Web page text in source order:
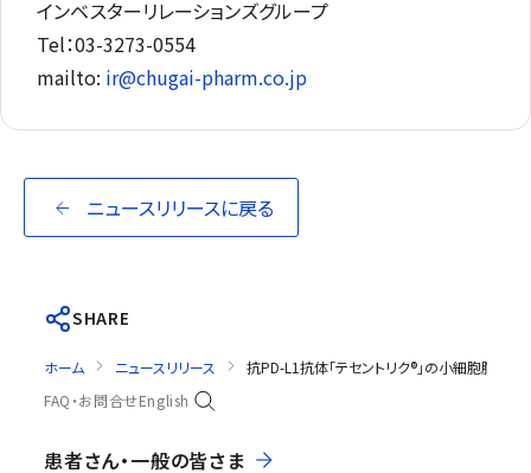
インベスターリレーションズグループ
Tel：03-3273-0554
mailto: ir@chugai-pharm.co.jp
ニュースリリースに戻る
SHARE
ホーム ニュースリリース
抗PD-L1抗体「テセントリク®」の小細胞肺が
FAQ・お問合せEnglish
患者さん・一般の皆さま